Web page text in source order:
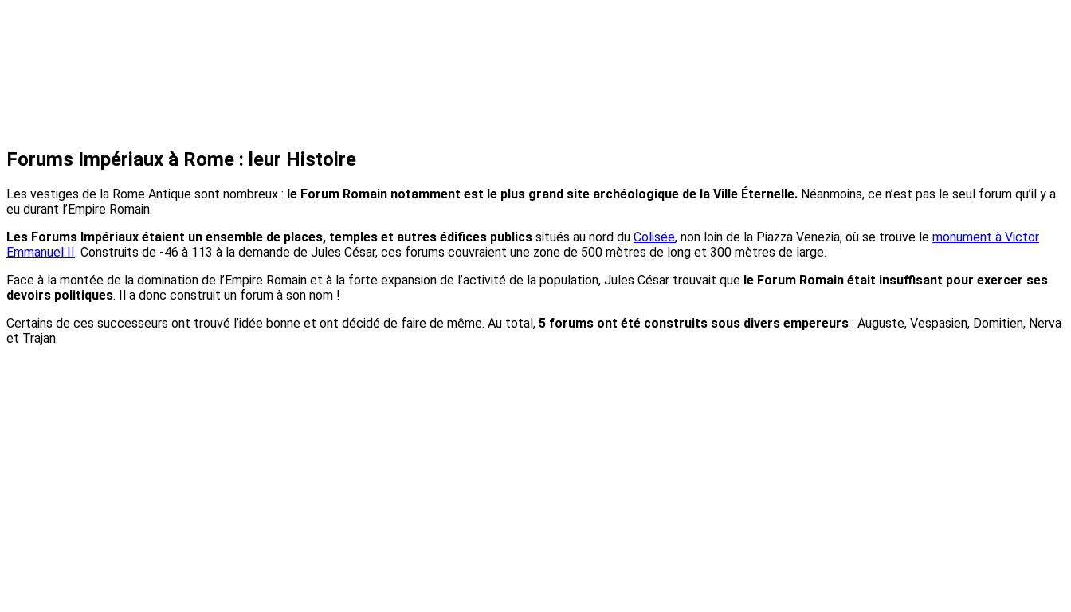
Forums Impériaux à Rome : leur Histoire
Les vestiges de la Rome Antique sont nombreux : le Forum Romain notamment est le plus grand site archéologique de la Ville Éternelle. Néanmoins, ce n’est pas le seul forum qu’il y a
eu durant l’Empire Romain.
Les Forums Impériaux étaient un ensemble de places, temples et autres édifices publics situés au nord du Colisée, non loin de la Piazza Venezia, où se trouve le monument à Victor
Emmanuel II. Construits de -46 à 113 à la demande de Jules César, ces forums couvraient une zone de 500 mètres de long et 300 mètres de large.
Face à la montée de la domination de l’Empire Romain et à la forte expansion de l’activité de la population, Jules César trouvait que le Forum Romain était insuffisant pour exercer ses
devoirs politiques. Il a donc construit un forum à son nom !
Certains de ces successeurs ont trouvé l’idée bonne et ont décidé de faire de même. Au total, 5 forums ont été construits sous divers empereurs : Auguste, Vespasien, Domitien, Nerva
et Trajan.